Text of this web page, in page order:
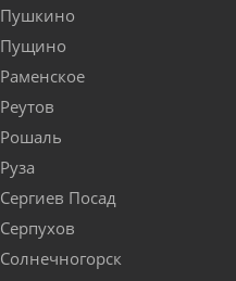
Пушкино
Пущино
Раменское
Реутов
Рошаль
Руза
Сергиев Посад
Серпухов
Солнечногорск